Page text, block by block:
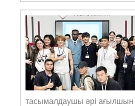
тасымалдаушы әрі ағылшын